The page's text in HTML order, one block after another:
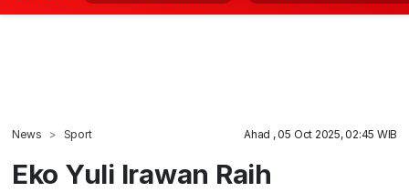
News Sport Ahad , 05 Oct 2025, 02:45 WIB
Eko Yuli Irawan Raih